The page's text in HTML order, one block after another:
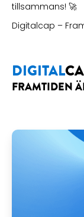
tillsammans! 🚀
Digitalcap –
DIGITAL
FRAMTIDEN